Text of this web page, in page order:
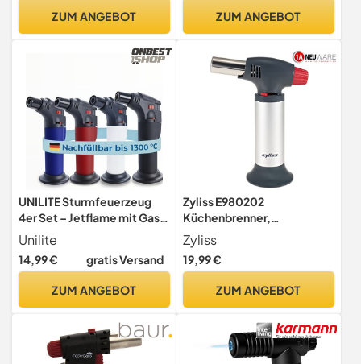
Karamellisieren,
ZUM ANGEBOT ZUM ANGEBOT
UNILITE Sturmfeuerzeug
4er Set – Jetflame mit Gas
befüllt
Unilite
14,99 € gratis Versand
ZUM ANGEBOT
Zyliss E980202
Küchenbrenner,
Silber/Schwarz,
Kochwerkzeug zum
Bräunen/Karamalisieren
einfaches Nachfüllen
Zyliss
19,99 €
ZUM ANGEBOT